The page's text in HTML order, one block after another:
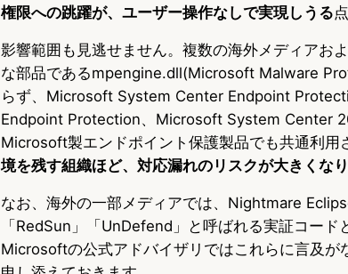
権限への跳躍が、ユーザー操作なしで実現しうる
影響範囲も見逃せません。複数の海外メディアお
な部品であるmpengine.dll(Microsoft Malware
らず、Microsoft System Center Endpoint
Endpoint Protection、Microsoft System Center
Microsoft製エンドポイント保護製品でも共通利用
境を残す組織ほど、対応漏れのリスクが大きくなり
なお、海外の一部メディアでは、Nightmare
「RedSun」「UnDefend」と呼ばれる実証コー
Microsoftの公式アドバイザリではこれらに言及が